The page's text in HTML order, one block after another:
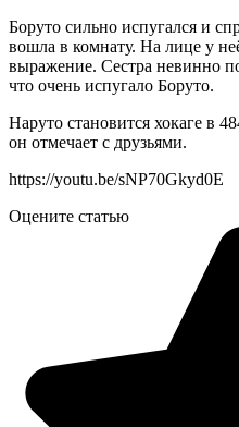
Боруто сильно испугался и
вошла в комнату. На лице у
выражение. Сестра невинно
что очень испугало Боруто.
Наруто становится хокаге в
он отмечает с друзьями.
https://youtu.be/sNP70Gkyd0E
Оцените статью